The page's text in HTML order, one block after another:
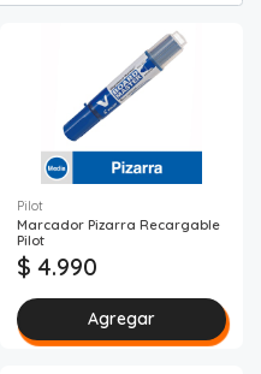
Pilot
Marcador Pizarra Recargable
Pilot
$ 4.990
Agregar